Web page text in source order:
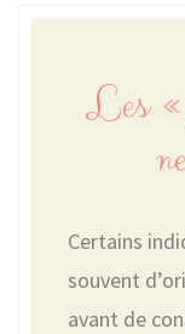
Les «
Certains
souvent
avant de